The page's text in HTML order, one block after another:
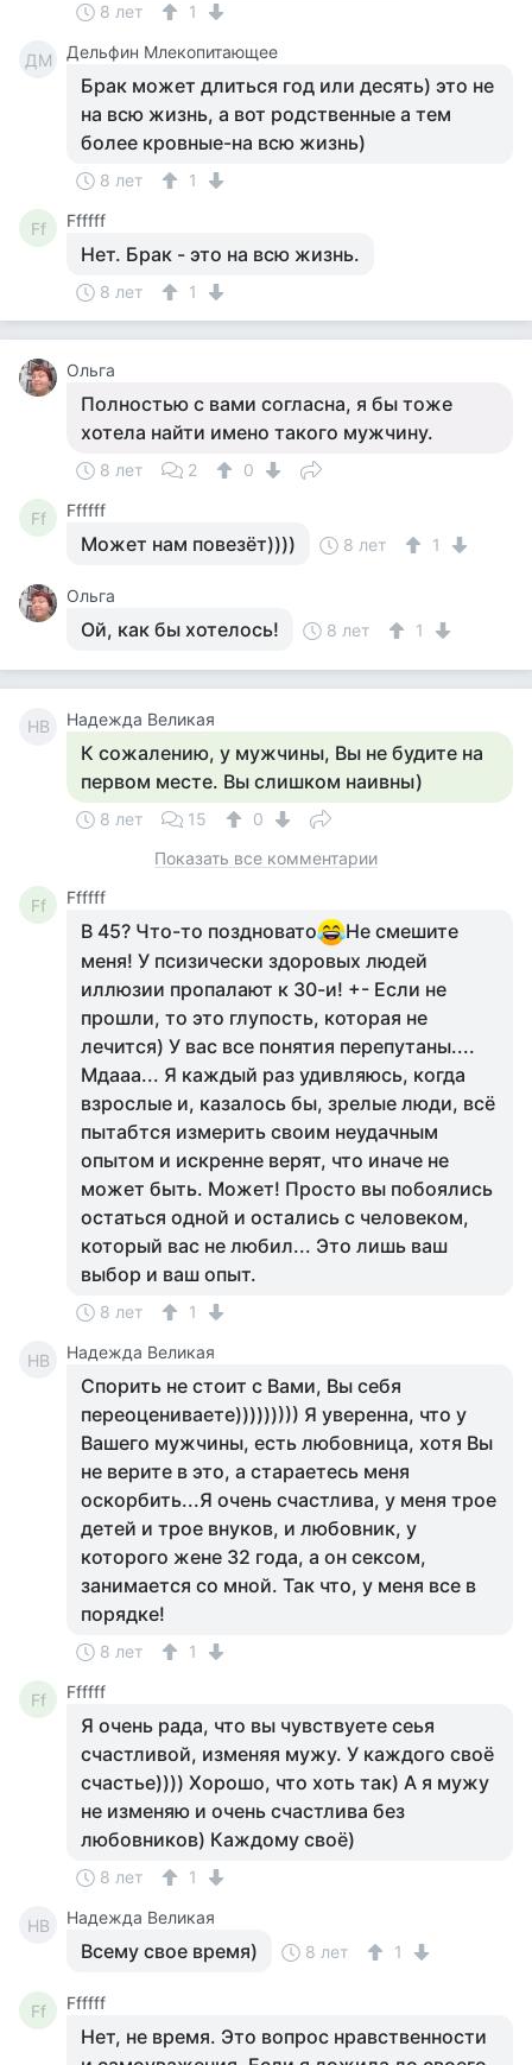
8 лет 1
ДМ Дельфин Млекопитающее
Брак может длиться год или десять) это не
на всю жизнь, а вот родственные а тем
более кровные-на всю жизнь)
8 лет 1
Ff Ffffff
Нет. Брак - это на всю жизнь.
8 лет 1
Ольга
Полностью с вами согласна, я бы тоже
хотела найти имено такого мужчину.
8 лет 2 0
Ff Ffffff
Может нам повезёт)))) 8 лет 1
Ольга
Ой, как бы хотелось! 8 лет 1
НВ Надежда Великая
К сожалению, у мужчины, Вы не будите на
первом месте. Вы слишком наивны)
8 лет 15
0
Показать все комментарии
Ff Ffffff
В 45? Что-то поздновато
Не смешите
меня! У псизически здоровых людей
иллюзии пропалают к 30-и! +- Если не
прошли, то это глупость, которая не
лечится) У вас все понятия перепутаны....
Мдааа... Я каждый раз удивляюсь, когда
взрослые и, казалось бы, зрелые люди, всё
пытабтся измерить своим неудачным
опытом и искренне верят, что иначе не
может быть. Может! Просто вы побоялись
остаться одной и остались с человеком,
который вас не любил... Это лишь ваш
выбор и ваш опыт.
8 лет 1
НВ Надежда Великая
Спорить не стоит с Вами, Вы себя
переоцениваете))))))))) Я уверенна, что у
Вашего мужчины, есть любовница, хотя Вы
не верите в это, а стараетесь меня
оскорбить...Я очень счастлива, у меня трое
детей и трое внуков, и любовник, у
которого жене 32 года, а он сексом,
занимается со мной. Так что, у меня все в
порядке!
8 лет 1
Ff Ffffff
Я очень рада, что вы чувствуете сеья
счастливой, изменяя мужу. У каждого своё
счастье)))) Хорошо, что хоть так) А я мужу
не изменяю и очень счастлива без
любовников) Каждому своё)
8 лет 1
НВ Надежда Великая
Всему свое время) 8 лет 1
Ff Ffffff
Нет, не время. Это вопрос нравственности